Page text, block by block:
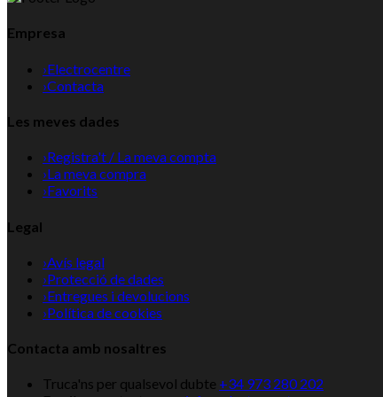
Empresa
›Electrocentre
›Contacta
Les meves dades
›Registra't / La meva compta
›La meva compra
›Favorits
Legal
›Avís legal
›Protecció de dades
›Entregues i devolucions
›Política de cookies
Contacta amb nosaltres
Truca'ns per qualsevol dubte +34 973 280 202